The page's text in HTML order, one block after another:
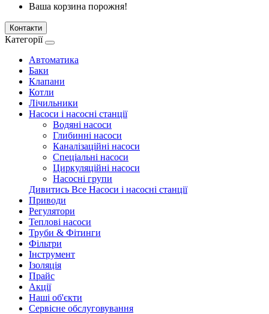
Ваша корзина порожня!
Контакти
Категорії
Автоматика
Баки
Клапани
Котли
Лічильники
Насоси і насосні станції
Водяні насоси
Глибинні насоси
Каналізаційні насоси
Спеціальні насоси
Циркуляційні насоси
Насосні групи
Дивитись Все Насоси і насосні станції
Приводи
Регулятори
Теплові насоси
Труби & Фітинги
Фільтри
Інструмент
Ізоляція
Прайс
Акції
Наші об'єкти
Сервісне обслуговування